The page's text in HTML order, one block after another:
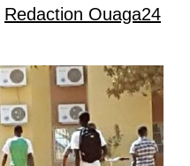
Redaction Ouaga24